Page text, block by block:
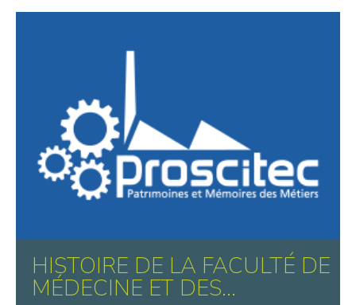
HISTOIRE DE LA FACULTÉ DE
MÉDECINE ET DES...